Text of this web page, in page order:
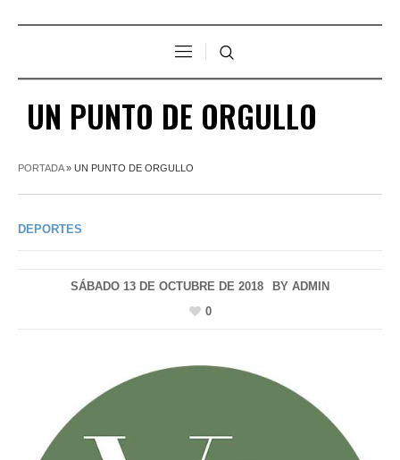
UN PUNTO DE ORGULLO
PORTADA» UN PUNTO DE ORGULLO
DEPORTES
SÁBADO 13 DE OCTUBRE DE 2018 BY ADMIN
0